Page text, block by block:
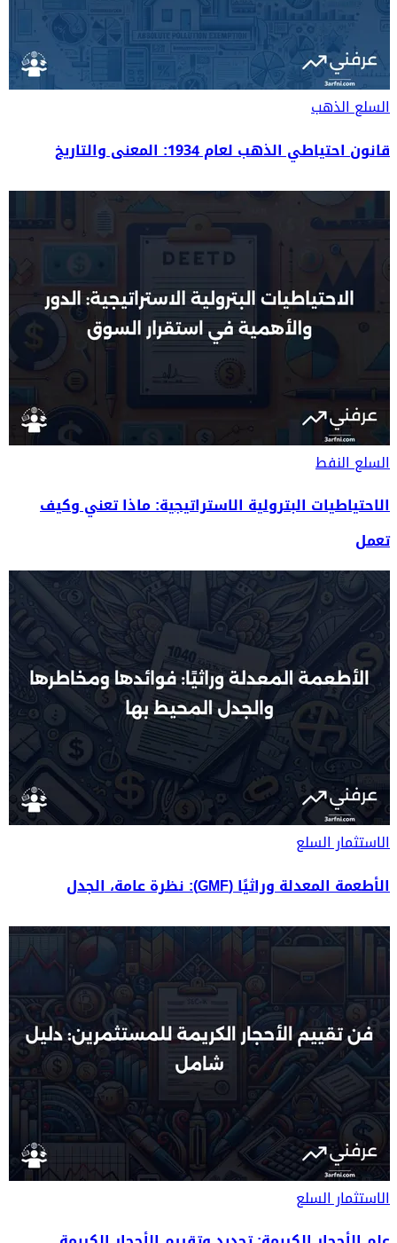
السلعالذهب
قانون احتياطي الذهب لعام 1934: المعنى والتاريخ
السلعالنفط
الاحتياطيات البترولية الاستراتيجية: ماذا تعني وكيف
تعمل
الاستثمارالسلع
الأطعمة المعدلة وراثيًا (GMF): نظرة عامة، الجدل
الاستثمارالسلع